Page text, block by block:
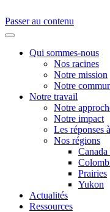
Passer au contenu
Primary
Qui sommes-nous
Nos racines
Notre mission
Notre
Notre travail
Notre
Notre impact
Les réponses
Nos régions
Prairies
Yukon
Actualités
Ressources